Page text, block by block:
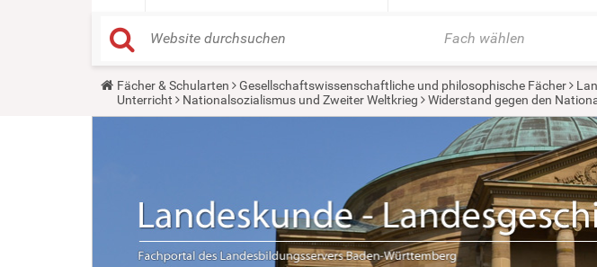
Fach wählen
Y
u
Fächer & Schularten Gesellschaftswissenschaftliche und philosophische Fächer
Unterricht
Nationalsozialismus und Zweiter Weltkrieg Widerstand gegen den